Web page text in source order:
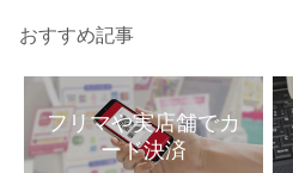
おすすめ記事
フリマや実店舗でカ
ード決済